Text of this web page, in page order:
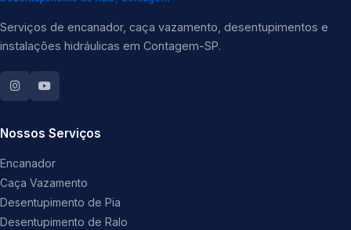
Serviços de encanador, caça vazamento, desentupimentos e
instalações hidráulicas em Contagem-SP.
Nossos Serviços
Encanador
Caça Vazamento
Desentupimento de Pia
Desentupimento de Ralo